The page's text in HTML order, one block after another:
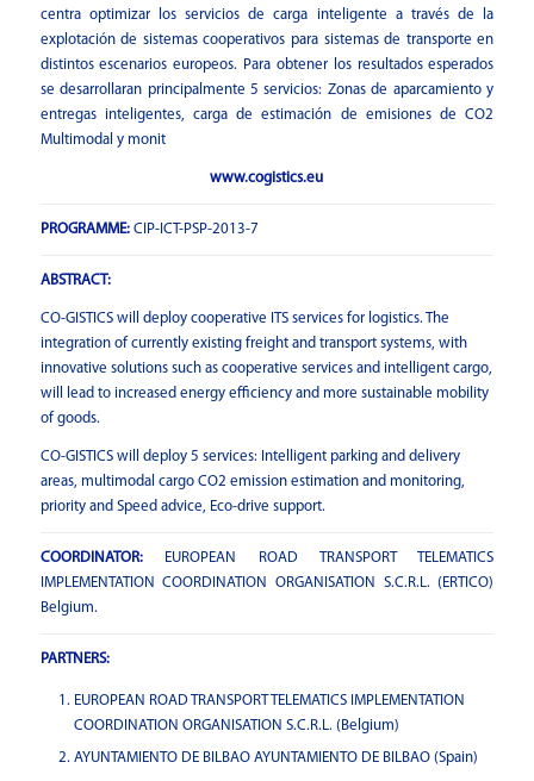
centra optimizar los servicios de carga inteligente a través de la
explotación de sistemas cooperativos para sistemas de transporte en
distintos escenarios europeos. Para obtener los resultados esperados
se desarrollaran principalmente 5 servicios: Zonas de aparcamiento y
entregas inteligentes, carga de estimación de emisiones de CO2
Multimodal y monit
www.cogistics.eu
PROGRAMME: CIP-ICT-PSP-2013-7
ABSTRACT:
CO-GISTICS will deploy cooperative ITS services for logistics. The
integration of currently existing freight and transport systems, with
innovative solutions such as cooperative services and intelligent cargo,
will lead to increased energy efficiency and more sustainable mobility
of goods.
CO-GISTICS will deploy 5 services: Intelligent parking and delivery
areas, multimodal cargo CO2 emission estimation and monitoring,
priority and Speed advice, Eco-drive support.
COORDINATOR:
EUROPEAN ROAD TRANSPORT TELEMATICS
IMPLEMENTATION COORDINATION ORGANISATION S.C.R.L. (ERTICO)
Belgium.
PARTNERS:
EUROPEAN ROAD TRANSPORT TELEMATICS IMPLEMENTATION
COORDINATION ORGANISATION S.C.R.L. (Belgium)
AYUNTAMIENTO DE BILBAO AYUNTAMIENTO DE BILBAO (Spain)